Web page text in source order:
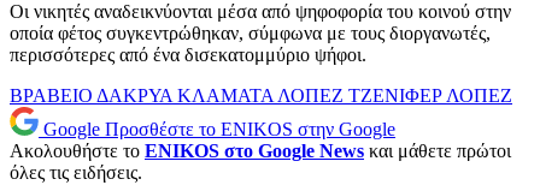
Οι νικητές αναδεικνύονται μέσα από ψηφοφορία του κοινού στην
οποία φέτος συγκεντρώθηκαν, σύμφωνα με τους διοργανωτές,
περισσότερες από ένα δισεκατομμύριο ψήφοι.
ΒΡΑΒΕΙΟ ΔΑΚΡΥΑ ΚΛΑΜΑΤΑ ΛΟΠΕΖ ΤΖΕΝΙΦΕΡ ΛΟΠΕΖ
Google Προσθέστε το ENIKOS στην Google
Ακολουθήστε το ENIKOS στο Google News και μάθετε πρώτοι
όλες τις ειδήσεις.